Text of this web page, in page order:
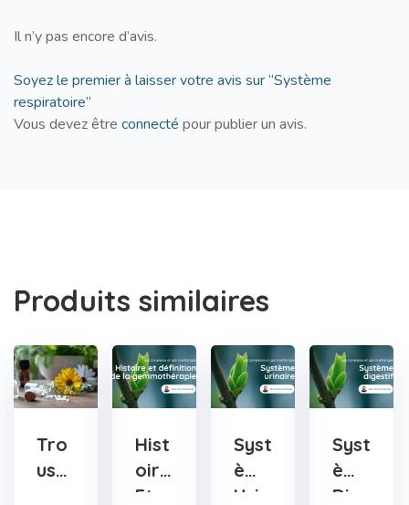
Il n’y pas encore d’avis.
Soyez le premier à laisser votre avis sur “Système
respiratoire”
Vous devez être connecté pour publier un avis.
Produits similaires
Tro
Uss
Hist
Oire
Et
Syst
Ème
Urin
Syst
Ème
Dig